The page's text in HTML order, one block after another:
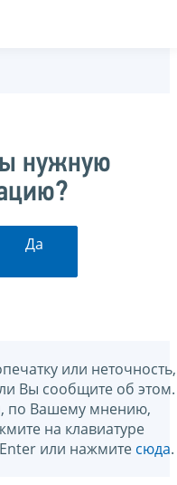
нужную
Да
или неточность,
Вы сообщите об этом.
по Вашему мнению,
на клавиатуре
или нажмите сюда.